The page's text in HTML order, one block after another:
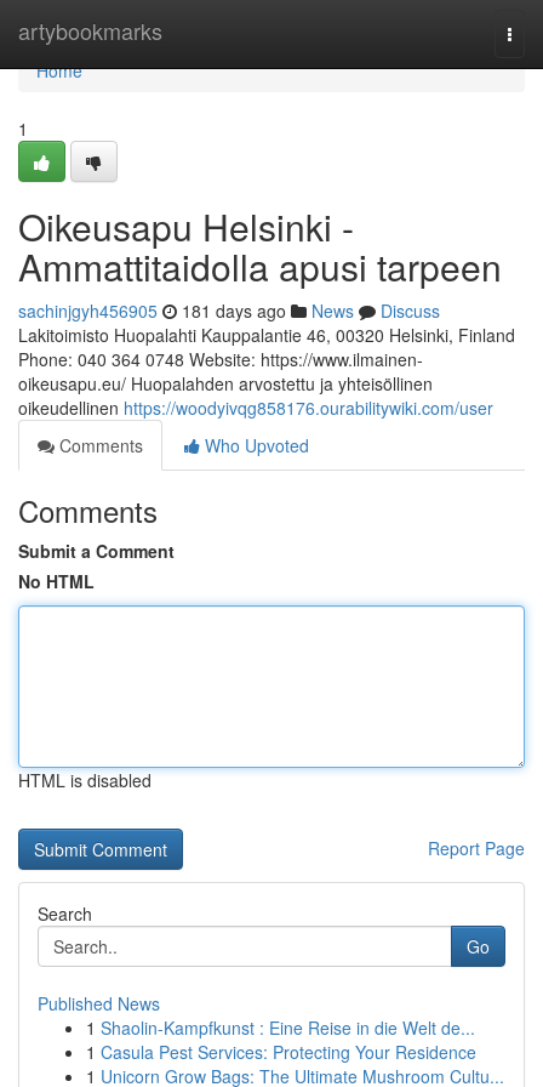
artybookmarks
Home
Home
1
Oikeusapu Helsinki -
Ammattitaidolla apusi tarpeen
sachinjgyh456905 181 days ago News
Discuss
Lakitoimisto Huopalahti Kauppalantie 46, 00320 Helsinki, Finland
Phone: 040 364 0748 Website: https://www.ilmainen-
oikeusapu.eu/ Huopalahden arvostettu ja yhteisöllinen
oikeudellinen https://woodyivqg858176.ourabilitywiki.com/user
Comments
Who Upvoted
Comments
Submit a Comment
No HTML
HTML is disabled
Report Page
Search
Go
Published News
1 Shaolin-Kampfkunst : Eine Reise in die Welt de...
1 Casula Pest Services: Protecting Your Residence
1 Unicorn Grow Bags: The Ultimate Mushroom Cultu...